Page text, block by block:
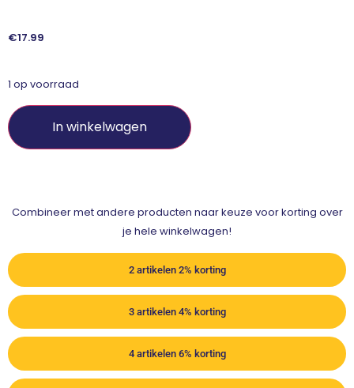
€17.99
1 op voorraad
In winkelwagen
Combineer met andere producten naar keuze voor korting over
je hele winkelwagen!
2 artikelen 2% korting
3 artikelen 4% korting
4 artikelen 6% korting